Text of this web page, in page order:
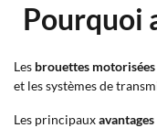
Pourquoi
Les brouettes
et les systèmes de
Les principaux